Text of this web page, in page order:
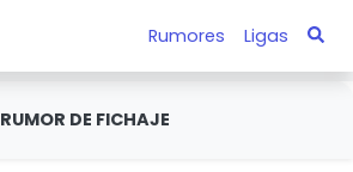
Rumores Ligas
RUMOR DE FICHAJE